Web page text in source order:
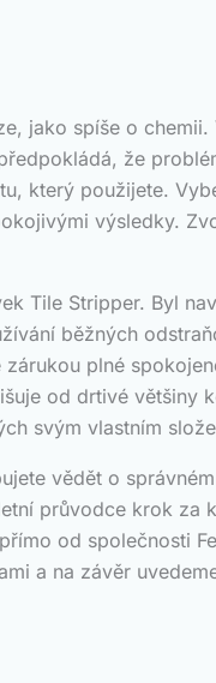
jako spíše o
že
který použijete.
výsledky.
Tile Stripper. Byl
běžných
plné
od drtivé
svým vlastním
vědět o
průvodce krok
od společnosti
a na závěr